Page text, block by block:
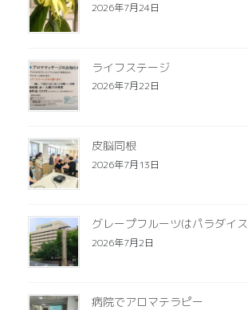
2026年7月24日
ライフステージ
2026年7月22日
皮脳同根
2026年7月13日
グレープフルーツはパラダイス
2026年7月2日
病院でアロマテラピー